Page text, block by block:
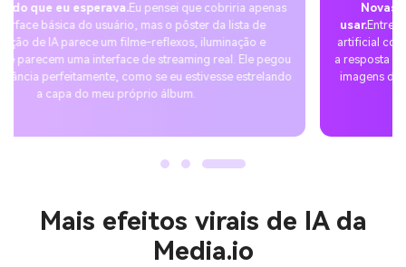
Novas tendências sociais que não consigo parar de
usar.Entrei na tendência de fotos de player de música inteligente
artificial com uma dica de nano-banana e publiquei no TikTok – e
a resposta foi muito entusiasmada. As pessoas adoram que minhas
imagens de playlist parecem profissionais, sensuais e totalmente
dignas de compartilhamento.
Mais efeitos virais de IA da
Media.io